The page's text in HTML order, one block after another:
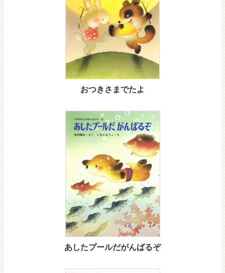
おつきさまでたよ
あしたプールだがんばるぞ